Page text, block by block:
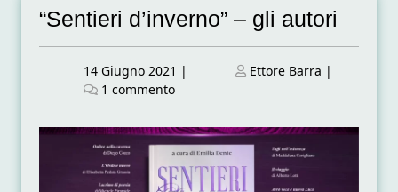
“Sentieri d’inverno” – gli autori
Posted
on
14 Giugno 2021 |
Posted
Ettore Barra |
1 commentosu
d’inverno”
–
gli
autori